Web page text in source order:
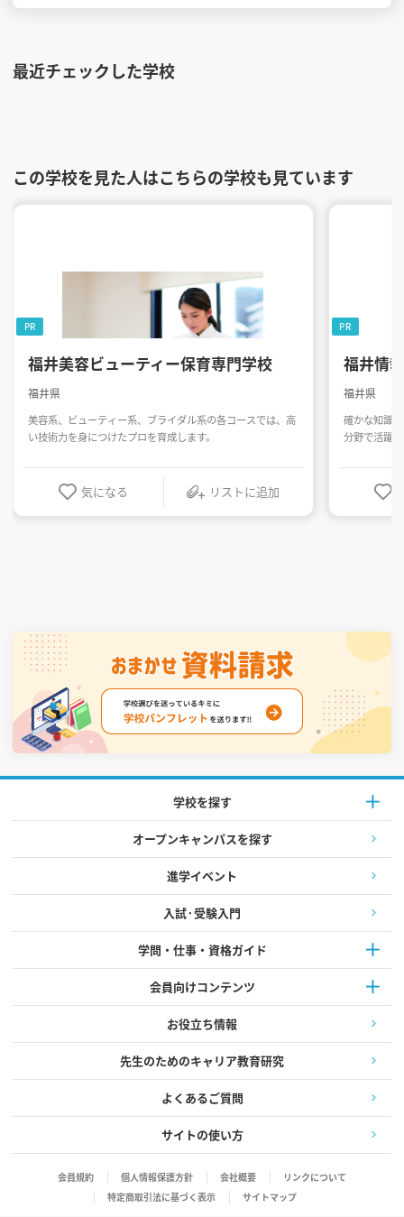
最近チェックした学校
この学校を見た人はこちらの学校も見ています
福井美容ビューティー保育専門学校
福井県
美容系、ビューティー系、ブライダル系の各コースでは、高
い技術力を身につけたプロを育成します。
気になる リストに追加
PR
福井情
福井県
確かな知識
分野で活躍
PR
学校を探す
オープンキャンパスを探す
進学イベント
入試·受験入門
学問・仕事・資格ガイド
会員向けコンテンツ
お役立ち情報
先生のためのキャリア教育研究
よくあるご質問
サイトの使い方
会員規約 個人情報保護方針 会社概要
リンクについて
特定商取引法に基づく表示
サイトマップ